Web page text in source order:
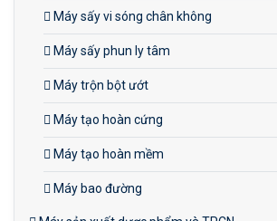
Máy sấy vi sóng chân không
Máy sấy phun ly tâm
Máy trộn bột ướt
Máy tạo hoàn cứng
Máy tạo hoàn mềm
Máy bao đường